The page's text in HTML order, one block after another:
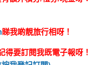
睇我啲靚旅行相呀！
要訂閱我既電子報呀！